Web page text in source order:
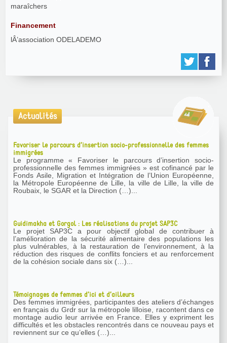
maraîchers
Financement
lÂ’association ODELADEMO
Actualités
Favoriser le parcours d’insertion socio-professionnelle des femmes
immigrées
Le programme « Favoriser le parcours d’insertion socio-
professionnelle des femmes immigrées » est cofinancé par le
Fonds Asile, Migration et Intégration de l’Union Européenne,
la Métropole Européenne de Lille, la ville de Lille, la ville de
Roubaix, le SGAR et la Direction (…)...
Guidimakha et Gorgol : Les réalisations du projet SAP3C
Le projet SAP3C a pour objectif global de contribuer à
l’amélioration de la sécurité alimentaire des populations les
plus vulnérables, à la restauration de l’environnement, à la
réduction des risques de conflits fonciers et au renforcement
de la cohésion sociale dans six (…)...
Témoignages de femmes d’ici et d’ailleurs
Des femmes immigrées, participantes des ateliers d’échanges
en français du Grdr sur la métropole lilloise, racontent dans ce
montage audio leur arrivée en France. Elles y expriment les
difficultés et les obstacles rencontrés dans ce nouveau pays et
reviennent sur ce qu’elles (…)...